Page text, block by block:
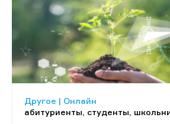
Другое | Онлайн
абитуриенты, студенты,